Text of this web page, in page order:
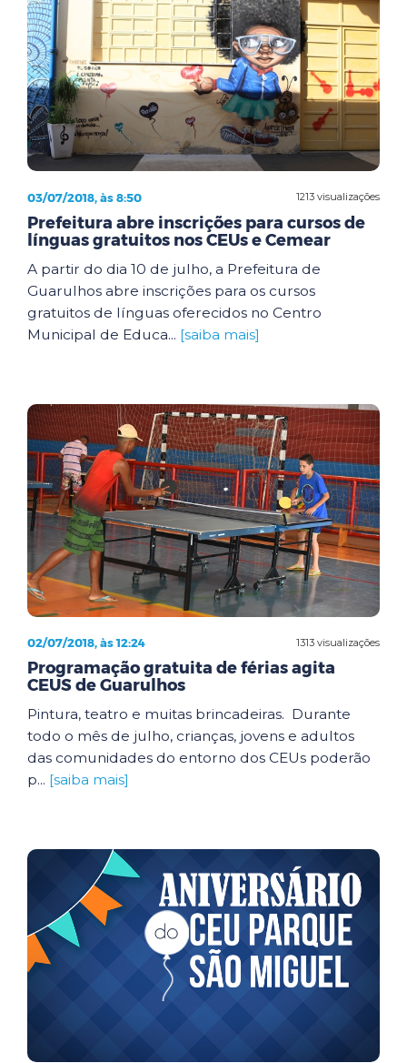
1213 visualizações
03/07/2018, às 8:50
Prefeitura abre inscrições para cursos de
línguas gratuitos nos CEUs e Cemear
A partir do dia 10 de julho, a Prefeitura de
Guarulhos abre inscrições para os cursos
gratuitos de línguas oferecidos no Centro
Municipal de Educa... [saiba mais]
1313 visualizações
02/07/2018, às 12:24
Programação gratuita de férias agita
CEUS de Guarulhos
Pintura, teatro e muitas brincadeiras. Durante
todo o mês de julho, crianças, jovens e adultos
das comunidades do entorno dos CEUs poderão
p... [saiba mais]